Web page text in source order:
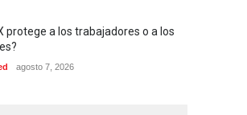
protege a los trabajadores o a los
agosto 7, 2026